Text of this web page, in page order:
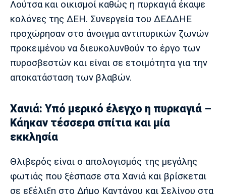
Λούτσα και οικισμοί καθώς η πυρκαγιά έκαψε
κολόνες της ΔΕΗ. Συνεργεία του ΔΕΔΔΗΕ
προχώρησαν στο άνοιγμα αντιπυρικών ζωνών
προκειμένου να διευκολυνθούν το έργο των
πυροσβεστών και είναι σε ετοιμότητα για την
αποκατάσταση των βλαβών.
Χανιά: Υπό μερικό έλεγχο η πυρκαγιά –
Κάηκαν τέσσερα σπίτια και μία
εκκλησία
Θλιβερός είναι ο απολογισμός της μεγάλης
φωτιάς που ξέσπασε στα Χανιά και βρίσκεται
σε εξέλιξη στο Δήμο Καντάνου και Σελίνου στα